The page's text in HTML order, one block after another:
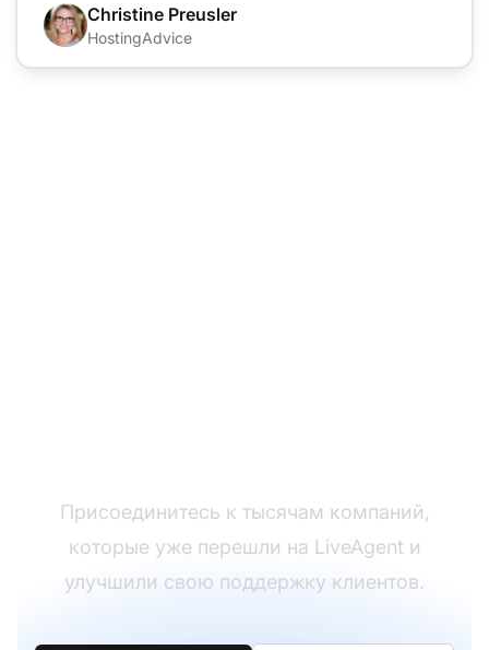
Christine Preusler
HostingAdvice
Присоединитесь к тысячам компаний,
которые уже перешли на LiveAgent и
улучшили свою поддержку клиентов.